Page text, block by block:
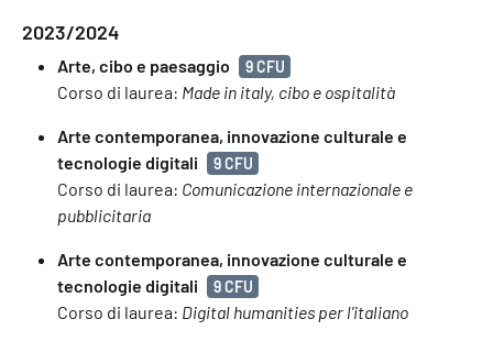
2023/2024
Arte, cibo e paesaggio 9 CFU
Corso di laurea: Made in italy, cibo e ospitalità
Arte contemporanea, innovazione culturale e
tecnologie digitali
9 CFU
Corso di laurea: Comunicazione internazionale e
pubblicitaria
Arte contemporanea, innovazione culturale e
tecnologie digitali
9 CFU
Corso di laurea: Digital humanities per l'italiano